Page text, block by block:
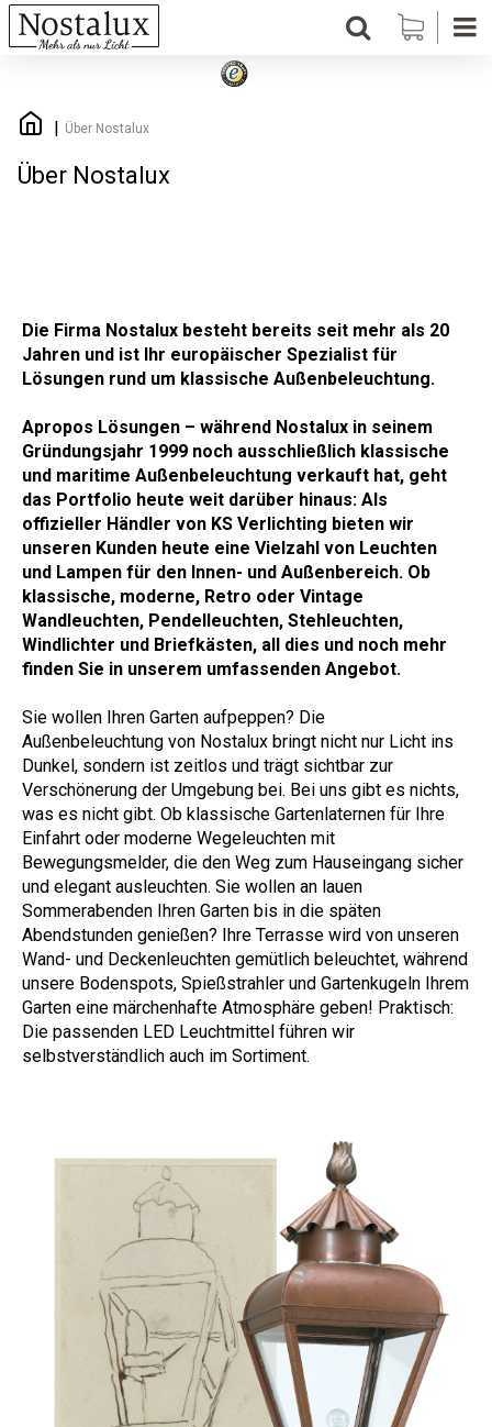
Über Nostalux
Über Nostalux
Die Firma Nostalux besteht bereits seit mehr als 20
Jahren und ist Ihr europäischer Spezialist für
Lösungen rund um klassische Außenbeleuchtung.
Apropos Lösungen – während Nostalux in seinem
Gründungsjahr 1999 noch ausschließlich klassische
und maritime Außenbeleuchtung verkauft hat, geht
das Portfolio heute weit darüber hinaus: Als
offizieller Händler von KS Verlichting bieten wir
unseren Kunden heute eine Vielzahl von Leuchten
und Lampen für den Innen- und Außenbereich. Ob
klassische, moderne, Retro oder Vintage
Wandleuchten, Pendelleuchten, Stehleuchten,
Windlichter und Briefkästen, all dies und noch mehr
finden Sie in unserem umfassenden Angebot.
Sie wollen Ihren Garten aufpeppen? Die
Außenbeleuchtung von Nostalux bringt nicht nur Licht ins
Dunkel, sondern ist zeitlos und trägt sichtbar zur
Verschönerung der Umgebung bei. Bei uns gibt es nichts,
was es nicht gibt. Ob klassische Gartenlaternen für Ihre
Einfahrt oder moderne Wegeleuchten mit
Bewegungsmelder, die den Weg zum Hauseingang sicher
und elegant ausleuchten. Sie wollen an lauen
Sommerabenden Ihren Garten bis in die späten
Abendstunden genießen? Ihre Terrasse wird von unseren
Wand- und Deckenleuchten gemütlich beleuchtet, während
unsere Bodenspots, Spießstrahler und Gartenkugeln Ihrem
Garten eine märchenhafte Atmosphäre geben! Praktisch:
Die passenden LED Leuchtmittel führen wir
selbstverständlich auch im Sortiment.